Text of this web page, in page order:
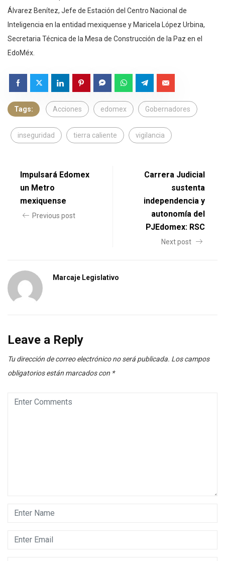
Álvarez Benítez, Jefe de Estación del Centro Nacional de
Inteligencia en la entidad mexiquense y Maricela López Urbina,
Secretaria Técnica de la Mesa de Construcción de la Paz en el
EdoMéx.
Tags: Acciones edomex Gobernadores
inseguridad tierra caliente vigilancia
Impulsará Edomex
un Metro
mexiquense
Previous post
Carrera Judicial
sustenta
independencia y
autonomía del
PJEdomex: RSC
Next post
Marcaje Legislativo
Leave a Reply
Tu dirección de correo electrónico no será publicada. Los campos
obligatorios están marcados con *